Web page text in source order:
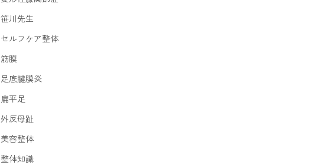
笹川先生
セルフケア整体
筋膜
足底腱膜炎
扁平足
外反母趾
美容整体
整体知識